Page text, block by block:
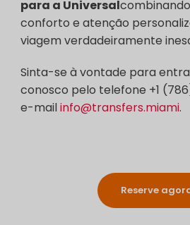
para a Universal
conforto e atenção
viagem verdadeiramente
Sinta-se à vontade para
conosco pelo telefone +1
e-mailinfo@transfers.miami.
Reserve